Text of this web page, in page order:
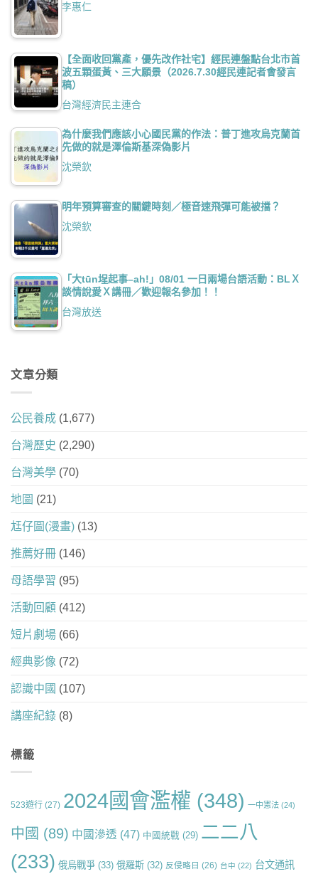
李惠仁
【全面收回黨產，優先改作社宅】經民連盤點台北市首
波五顆蛋黃、三大願景（2026.7.30經民連記者會發言
稿）
台灣經濟民主連合
為什麼我們應該小心國民黨的作法：普丁進攻烏克蘭首
先做的就是澤倫斯基深偽影片
沈榮欽
明年預算審查的關鍵時刻／極音速飛彈可能被擋？
沈榮欽
「大tūn埕起事–ah!」08/01 一日兩場台語活動：BLＸ
談情說愛Ｘ講冊／歡迎報名參加！！
台灣放送
文章分類
公民養成 (1,677)
台灣歷史 (2,290)
台灣美學 (70)
地圖 (21)
尪仔圖(漫畫) (13)
推薦好冊 (146)
母語學習 (95)
活動回顧 (412)
短片劇場 (66)
經典影像 (72)
認識中國 (107)
講座紀錄 (8)
標籤
523遊行 (27) 2024國會濫權 (348) 一中憲法 (24)
中國 (89) 中國滲透 (47) 中國統戰 (29) 二二八
(233) 俄烏戰爭 (33) 俄羅斯 (32) 反侵略日 (26) 台中 (22) 台文通訊